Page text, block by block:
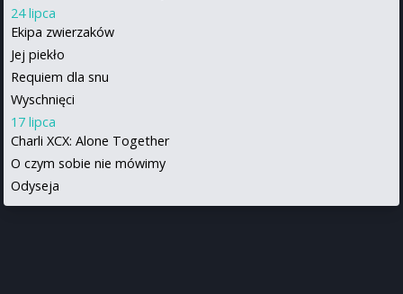
24 lipca
Ekipa zwierzaków
Jej piekło
Requiem dla snu
Wyschnięci
17 lipca
Charli XCX: Alone Together
O czym sobie nie mówimy
Odyseja